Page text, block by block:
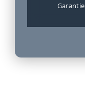
Garantie